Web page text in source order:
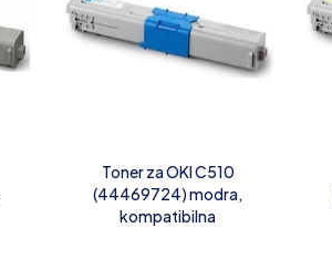
Toner za OKI C510
(44469724) modra,
kompatibilna